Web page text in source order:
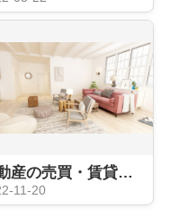
不動産の売買・賃貸アンケート結果からみる不動産の見るポイントについて
11-20